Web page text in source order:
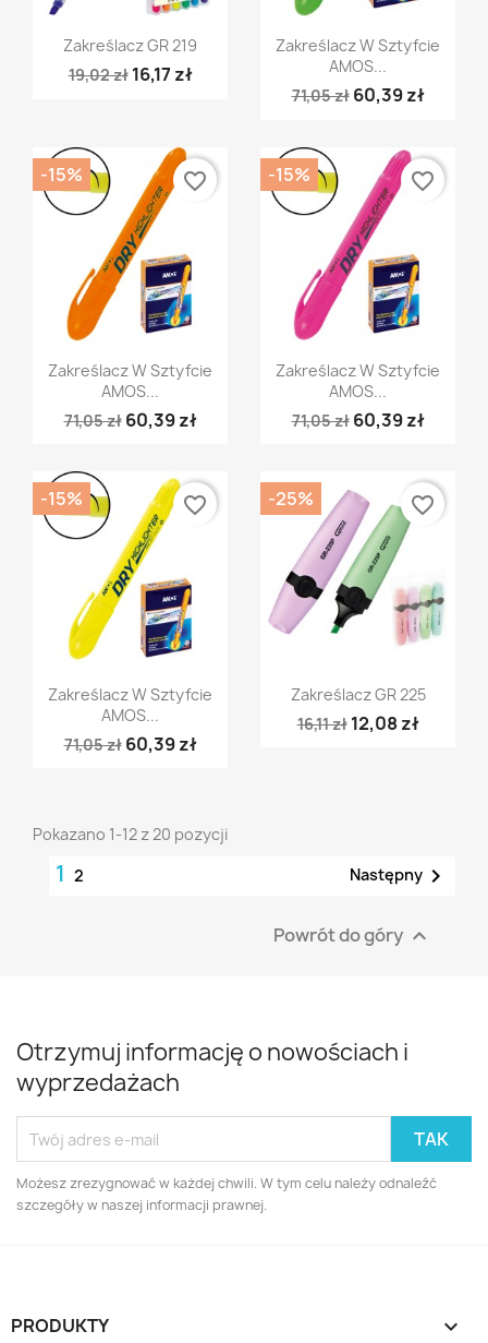
Szybki podgląd
Zakreślacz GR 219
19,02 zł 16,17 zł
Szybki podgląd
Zakreślacz W Sztyfcie
AMOS...
71,05 zł 60,39 zł
Szybki podgląd
Zakreślacz W Sztyfcie
AMOS...
71,05 zł 60,39 zł
-15% favorite_border
Szybki podgląd
Zakreślacz W Sztyfcie
AMOS...
71,05 zł 60,39 zł
-15% favorite_border
Szybki podgląd
Zakreślacz W Sztyfcie
AMOS...
71,05 zł 60,39 zł
-15% favorite_border
Szybki podgląd
Zakreślacz GR 225
16,11 zł 12,08 zł
-25% favorite_border
Pokazano 1-12 z 20 pozycji
1 2 Następny 
Powrót do góry 
Otrzymuj informację o nowościach i
wyprzedażach
Możesz zrezygnować w każdej chwili. W tym celu należy odnaleźć
szczegóły w naszej informacji prawnej.
PRODUKTY 